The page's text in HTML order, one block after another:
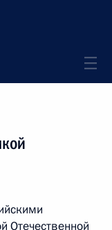
Отечественной